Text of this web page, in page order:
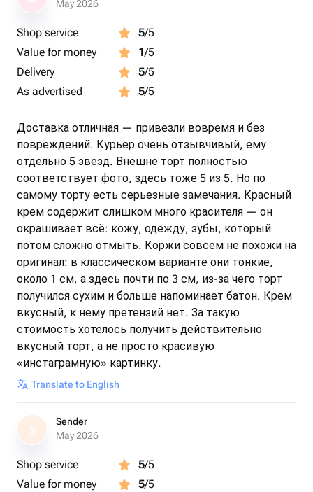
May 2026
Shop service 5/5
Value for money
1/5
Delivery
5/5
As advertised
5/5
Доставка отличная — привезли вовремя и без
повреждений. Курьер очень отзывчивый, ему
отдельно 5 звезд. Внешне торт полностью
соответствует фото, здесь тоже 5 из 5. Но по
самому торту есть серьезные замечания. Красный
крем содержит слишком много красителя — он
окрашивает всё: кожу, одежду, зубы, который
потом сложно отмыть. Коржи совсем не похожи на
оригинал: в классическом варианте они тонкие,
около 1 см, а здесь почти по 3 см, из-за чего торт
получился сухим и больше напоминает батон. Крем
вкусный, к нему претензий нет. За такую
стоимость хотелось получить действительно
вкусный торт, а не просто красивую
«инстаграмную» картинку.
Translate to English
S
Sender
May 2026
Shop service 5/5
Value for money
5/5